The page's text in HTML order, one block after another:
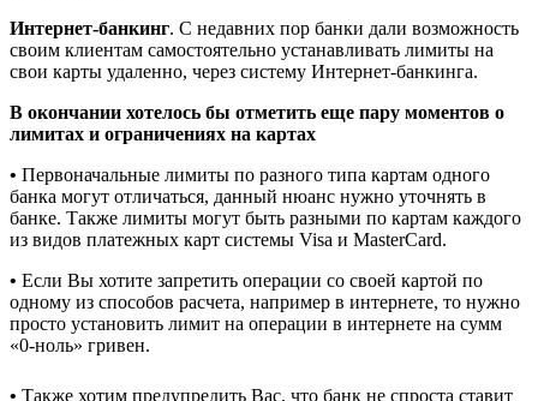
Интернет-банкинг. С недавних пор банки дали возможность
своим клиентам самостоятельно устанавливать лимиты на
свои карты удаленно, через систему Интернет-банкинга.
В окончании хотелось бы отметить еще пару моментов о
лимитах и ограничениях на картах
• Первоначальные лимиты по разного типа картам одного
банка могут отличаться, данный нюанс нужно уточнять в
банке. Также лимиты могут быть разными по картам каждого
из видов платежных карт системы Visa и MasterCard.
• Если Вы хотите запретить операции со своей картой по
одному из способов расчета, например в интернете, то нужно
просто установить лимит на операции в интернете на сумм
«0-ноль» гривен.
• Также хотим предупредить Вас, что банк не спроста ставит